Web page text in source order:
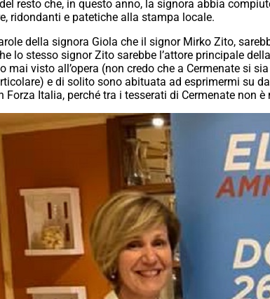
resto che, in questo anno, la signora abbia
ridondanti e patetiche alla stampa locale.
della signora Giola che il signor Mirko Zito,
lo stesso signor Zito sarebbe l’attore principale
mai visto all’opera (non credo che a Cermenate si
e di solito sono abituata ad esprimermi su
Forza Italia, perché tra i tesserati di Cermenate non